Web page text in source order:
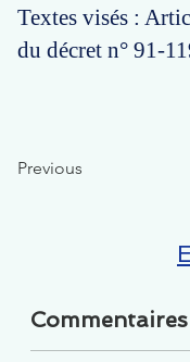
Textes visés :
du décret n° 91-
Previous
Commentaires